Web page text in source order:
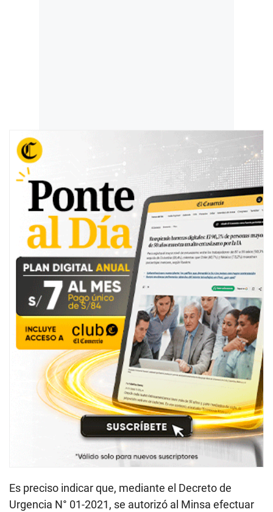
Es preciso indicar que, mediante el Decreto de
Urgencia N° 01-2021, se autorizó al Minsa efectuar